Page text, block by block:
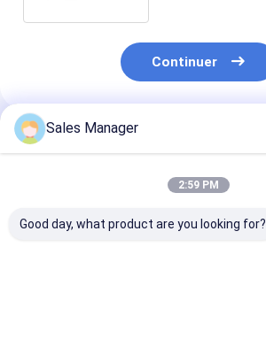
Continuer
Produits Recommandés
Sales Manager
2:59 PM
Good day, what product are you looking for?